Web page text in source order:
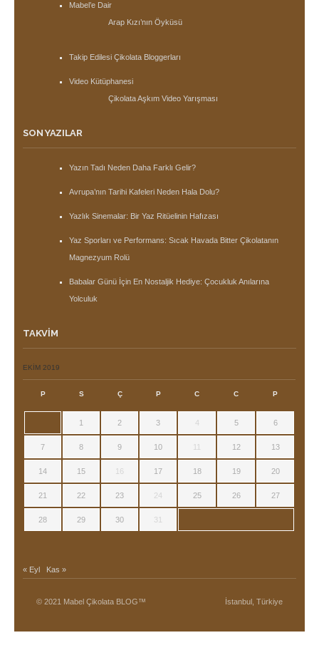
Mabel’e Dair
Arap Kızı’nın Öyküsü
Takip Edilesi Çikolata Bloggerları
Video Kütüphanesi
Çikolata Aşkım Video Yarışması
SON YAZILAR
Yazın Tadı Neden Daha Farklı Gelir?
Avrupa’nın Tarihi Kafeleri Neden Hala Dolu?
Yazlık Sinemalar: Bir Yaz Ritüelinin Hafızası
Yaz Sporları ve Performans: Sıcak Havada Bitter Çikolatanın
Magnezyum Rolü
Babalar Günü İçin En Nostaljik Hediye: Çocukluk Anılarına
Yolculuk
TAKVIM
EKIM 2019
P S Ç P C C P
1 2 3 4 5 6
7 8 9 10 11 12 13
14 15 16 17 18 19 20
21 22 23 24 25 26 27
28 29 30 31
« Eyl Kas »
© 2021 Mabel Çikolata BLOG™ İstanbul, Türkiye